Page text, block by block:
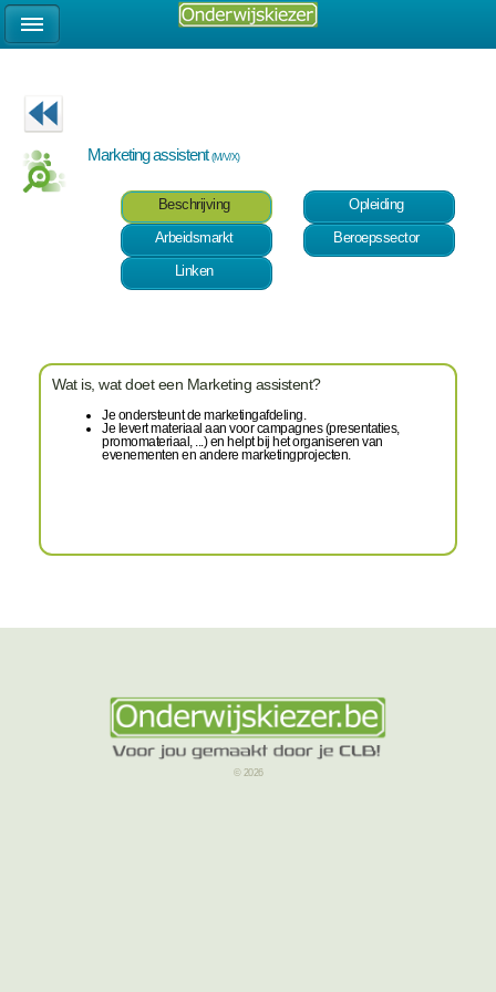
Marketing assistent(M/V/X)
Beschrijving
Opleiding
Arbeidsmarkt
Beroepssector
Linken
Wat is, wat doet een Marketing assistent?
Je ondersteunt de marketingafdeling.
Je levert materiaal aan voor campagnes (presentaties,
promomateriaal, ...) en helpt bij het organiseren van
evenementen en andere marketingprojecten.
© 2026